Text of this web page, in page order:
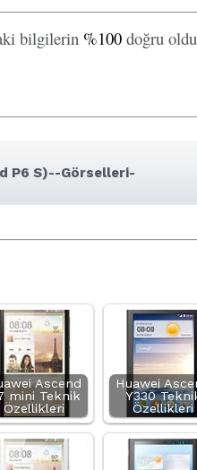
bilgilerin %100 doğru
P6 S)--Görselleri-
Ascend
mini Teknik
Özellikleri
Huawei
Y330
Özellikleri